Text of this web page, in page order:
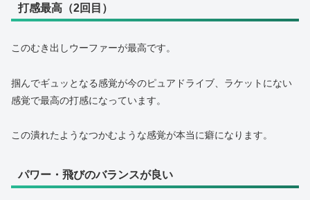
打感最高（2回目）
このむき出しウーファーが最高です。
掴んでギュッとなる感覚が今のピュアドライブ、ラケットにない
感覚で最高の打感になっています。
この潰れたようなつかむような感覚が本当に癖になります。
パワー・飛びのバランスが良い